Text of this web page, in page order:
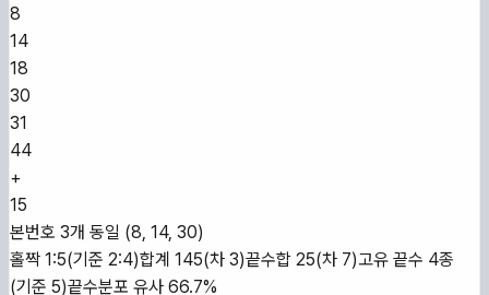
8
14
18
30
31
44
+
15
본번호 3개 동일 (8, 14, 30)
홀짝 1:5(기준 2:4)합계 145(차 3)끝수합 25(차 7)고유 끝수 4종
(기준 5)끝수분포 유사 66.7%